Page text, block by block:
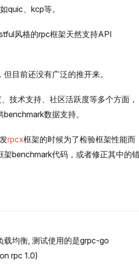
quic、kcp等。
风格的rpc框架天然支持API
目前还没有广泛的推开来。
技术支持、社区活跃度等多个方面，
数据支持。
rpcx框架的时候为了检验框架性能而
benchmark代码，或者修正其中的
载均衡, 测试使用的是grpc-go
rpc 1.0)